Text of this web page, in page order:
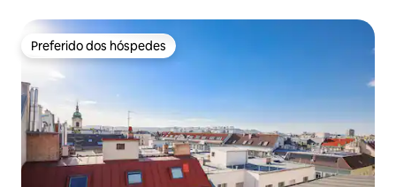
Preferido dos hóspedes
Preferido dos hóspedes